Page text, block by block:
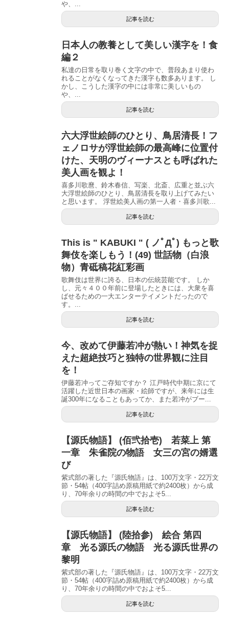
や、...
記事を読む
日本人の教養として美しい漢字を！食
編２
私達の日常を取り巻く文字の中で、普段あまり使わ
れることがなくなってきた漢字も数多あります。 し
かし、こうした漢字の中には非常に美しいもの
や、...
記事を読む
六大浮世絵師のひとり、鳥居清長！フ
ェノロサが浮世絵師の最高峰に位置付
けた、天明のヴィーナスとも呼ばれた
美人画を観よ！
喜多川歌麿、鈴木春信、写楽、北斎、広重と並ぶ六
大浮世絵師のひとり、鳥居清長を取り上げてみたい
と思います。 浮世絵美人画の第一人者・喜多川歌...
記事を読む
This is " KABUKI " ( ノﾟДﾟ) もっと歌
舞伎を楽しもう！(49) 世話物（白浪
物）青砥稿花紅彩画
歌舞伎は世界に誇る、日本の伝統芸能です。 しか
し、元々４００年前に登場したときには、大衆を喜
ばせるための一大エンターテイメントだったので
す。...
記事を読む
今、改めて伊藤若冲が熱い！神気を捉
えた超絶技巧と独特の世界観に注目
を！
伊藤若冲ってご存知ですか？ 江戸時代中期に京にて
活躍した近世日本の画家・絵師ですが、来年には生
誕300年になることもあってか、また若冲がブー...
記事を読む
【源氏物語】 (佰弐拾壱) 若菜上 第
一章 朱雀院の物語 女三の宮の婿選
び
紫式部の著した『源氏物語』は、100万文字・22万文
節・54帖（400字詰め原稿用紙で約2400枚）から成
り、70年余りの時間の中でおよそ5...
記事を読む
【源氏物語】 (陸拾参) 絵合 第四
章 光る源氏の物語 光る源氏世界の
黎明
紫式部の著した『源氏物語』は、100万文字・22万文
節・54帖（400字詰め原稿用紙で約2400枚）から成
り、70年余りの時間の中でおよそ5...
記事を読む